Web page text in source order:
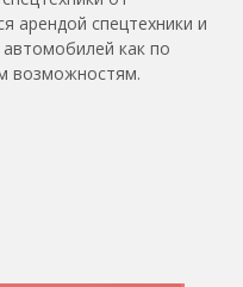
арендой спецтехники и
как по
возможностям.